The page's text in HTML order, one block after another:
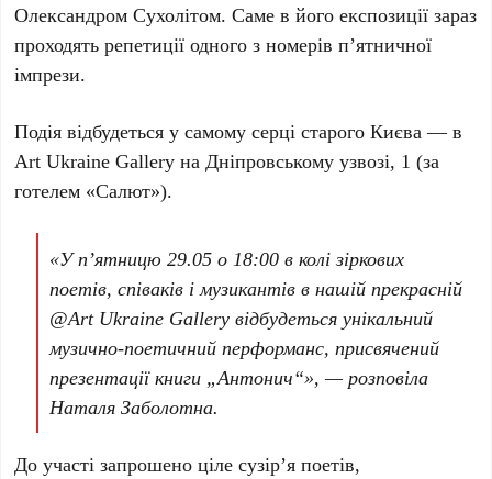
Олександром Сухолітом. Саме в його експозиції зараз
проходять репетиції одного з номерів п’ятничної
імпрези.
Подія відбудеться у самому серці старого Києва — в
Art Ukraine Gallery наДніпровському узвозі, 1 (за
готелем «Салют»).
«У пʼятницю29.05 о18:00 в колі зіркових
поетів, співаків і музикантів в нашій прекрасній
@Art Ukraine Gallery відбудеться унікальний
музично-поетичний перформанс, присвячений
презентації книги „Антонич“», — розповіла
Наталя Заболотна.
До участі запрошено ціле сузірʼя поетів,